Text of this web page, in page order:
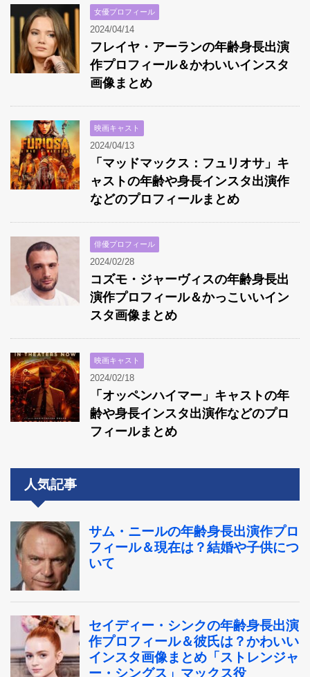
女優プロフィール
2024/04/14
フレイヤ・アーランの年齢身長出演
作プロフィール＆かわいいインスタ
画像まとめ
映画キャスト
2024/04/13
「マッドマックス：フュリオサ」キ
ャストの年齢や身長インスタ出演作
などのプロフィールまとめ
俳優プロフィール
2024/02/28
コズモ・ジャーヴィスの年齢身長出
演作プロフィール＆かっこいいイン
スタ画像まとめ
映画キャスト
2024/02/18
「オッペンハイマー」キャストの年
齢や身長インスタ出演作などのプロ
フィールまとめ
人気記事